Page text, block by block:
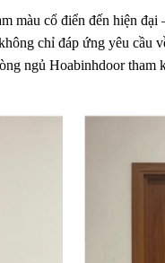
màu cổ điển đến hiện
chỉ đáp ứng yêu cầu
ngủ Hoabinhdoor tham